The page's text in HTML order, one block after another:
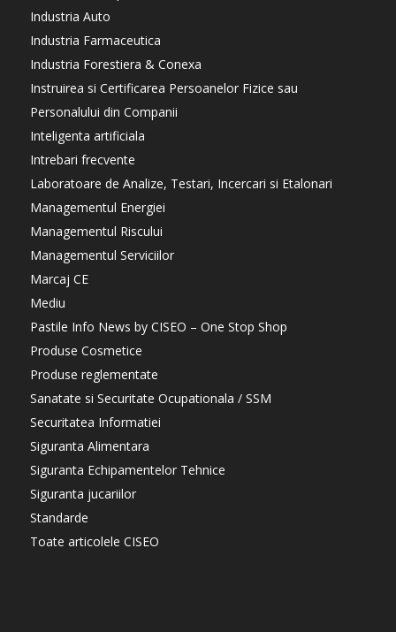
Industria Auto
Industria Farmaceutica
Industria Forestiera & Conexa
Instruirea si Certificarea Persoanelor Fizice sau
Personalului din Companii
Inteligenta artificiala
Intrebari frecvente
Laboratoare de Analize, Testari, Incercari si Etalonari
Managementul Energiei
Managementul Riscului
Managementul Serviciilor
Marcaj CE
Mediu
Pastile Info News by CISEO – One Stop Shop
Produse Cosmetice
Produse reglementate
Sanatate si Securitate Ocupationala / SSM
Securitatea Informatiei
Siguranta Alimentara
Siguranta Echipamentelor Tehnice
Siguranta jucariilor
Standarde
Toate articolele CISEO